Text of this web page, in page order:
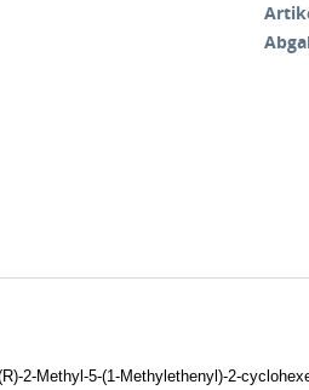
2-Methyl-5-(1-Methylethenyl)-2-